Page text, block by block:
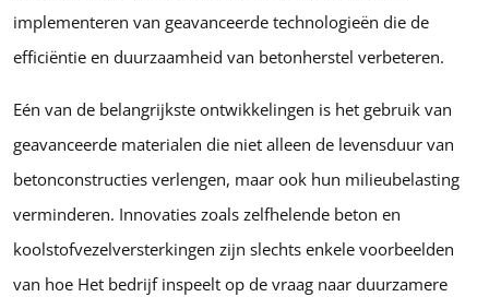
implementeren van geavanceerde technologieën die de
efficiëntie en duurzaamheid van betonherstel verbeteren.
Eén van de belangrijkste ontwikkelingen is het gebruik van
geavanceerde materialen die niet alleen de levensduur van
betonconstructies verlengen, maar ook hun milieubelasting
verminderen. Innovaties zoals zelfhelende beton en
koolstofvezelversterkingen zijn slechts enkele voorbeelden
van hoe Het bedrijf inspeelt op de vraag naar duurzamere